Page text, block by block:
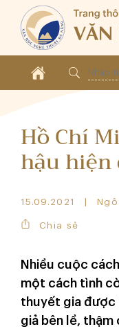
Hồ Chí
hậu hiện
15.09.2021 Ngô
Chia sẻ
Nhiều cuộc
một cách tình
thuyết gia được
giả bên lề, thậm